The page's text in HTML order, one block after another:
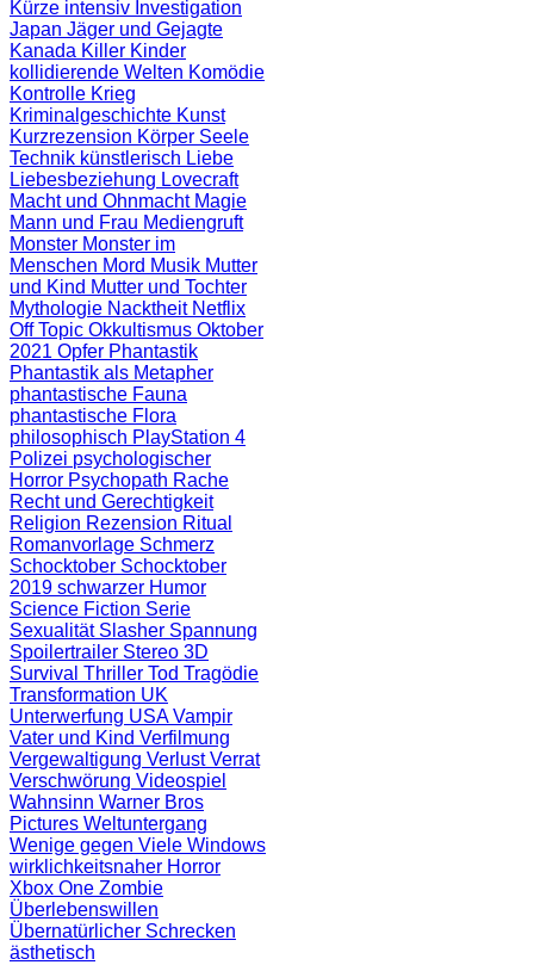
Kürze intensiv Investigation
Japan Jäger und Gejagte
Kanada Killer Kinder
kollidierende Welten Komödie
Kontrolle Krieg
Kriminalgeschichte Kunst
Kurzrezension Körper Seele
Technik künstlerisch Liebe
Liebesbeziehung Lovecraft
Macht und Ohnmacht Magie
Mann und Frau Mediengruft
Monster Monster im
Menschen Mord Musik Mutter
und Kind Mutter und Tochter
Mythologie Nacktheit Netflix
Off Topic Okkultismus Oktober
2021 Opfer Phantastik
Phantastik als Metapher
phantastische Fauna
phantastische Flora
philosophisch PlayStation 4
Polizei psychologischer
Horror Psychopath Rache
Recht und Gerechtigkeit
Religion Rezension Ritual
Romanvorlage Schmerz
Schocktober Schocktober
2019 schwarzer Humor
Science Fiction Serie
Sexualität Slasher Spannung
Spoilertrailer Stereo 3D
Survival Thriller Tod Tragödie
Transformation UK
Unterwerfung USAVampir
Vater und Kind Verfilmung
Vergewaltigung VerlustVerrat
Verschwörung Videospiel
Wahnsinn Warner Bros
Pictures Weltuntergang
Wenige gegen Viele Windows
wirklichkeitsnaher Horror
Xbox One Zombie
Überlebenswillen
Übernatürlicher Schrecken
ästhetisch